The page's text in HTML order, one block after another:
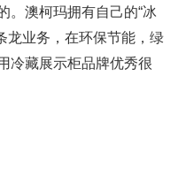
。澳柯玛拥有自己的“冰
龙业务，在环保节能，绿
冷藏展示柜品牌优秀很